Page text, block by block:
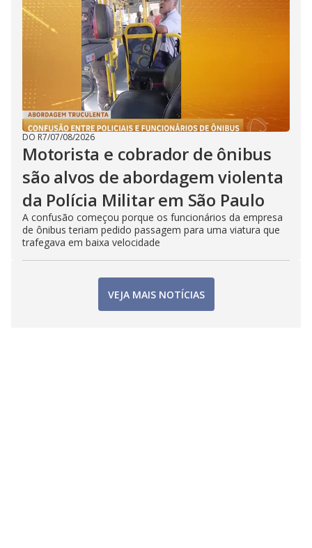
DO R7/07/08/2026
Motorista e cobrador de ônibus
são alvos de abordagem violenta
da Polícia Militar em São Paulo
A confusão começou porque os funcionários da empresa
de ônibus teriam pedido passagem para uma viatura que
trafegava em baixa velocidade
VEJA MAIS NOTÍCIAS